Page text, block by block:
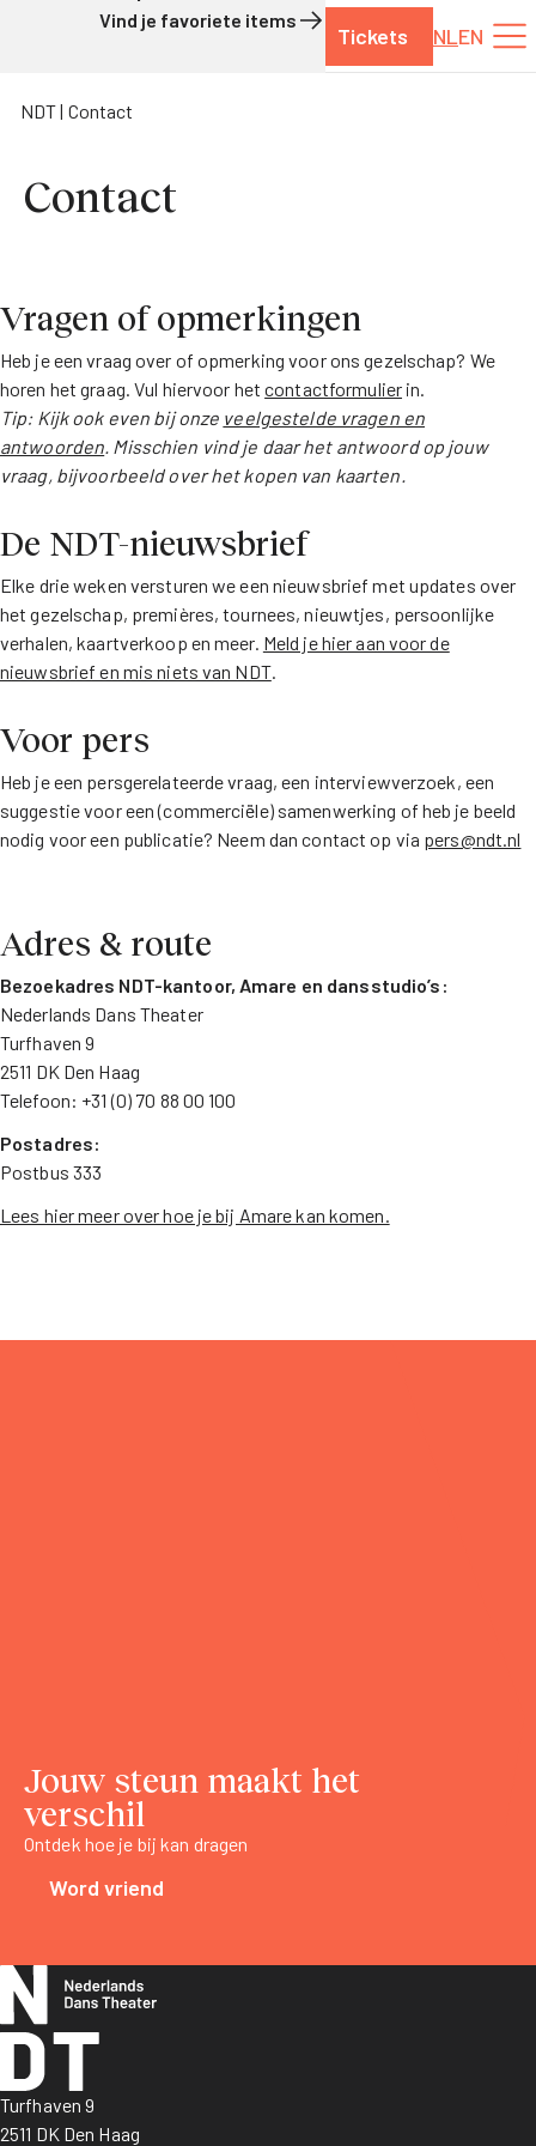
Tickets NLEN
Vind je favoriete items
NDT Contact
Contact
Vragen of opmerkingen
Heb je een vraag over of opmerking voor ons gezelschap? We
horen het graag. Vul hiervoor hetcontactformulier in.
Tip: Kijk ook even bij onze veelgestelde vragen en
antwoorden. Misschien vind je daar het antwoord op jouw
vraag, bijvoorbeeld over het kopen van kaarten.
De NDT-nieuwsbrief
Elke drie weken versturen we een nieuwsbrief met updates over
het gezelschap, premières, tournees, nieuwtjes, persoonlijke
verhalen, kaartverkoop en meer. Meld je hier aan voor de
nieuwsbrief en mis niets van NDT.
Voor pers
Heb je een persgerelateerde vraag, een interviewverzoek, een
suggestie voor een (commerciële) samenwerking of heb je beeld
nodig voor een publicatie? Neem dan contact op via pers@ndt.nl
Adres & route
Bezoekadres NDT-kantoor, Amare en dansstudio’s:
Nederlands Dans Theater
Turfhaven 9
2511 DK Den Haag
Telefoon: +31 (0) 70 88 00 100
Postadres:
Postbus 333
Lees hier meer over hoe je bij Amare kan komen.
Jouw steun maakt het
verschil
Ontdek hoe je bij kan dragen
Word vriend
Turfhaven 9
2511 DK Den Haag